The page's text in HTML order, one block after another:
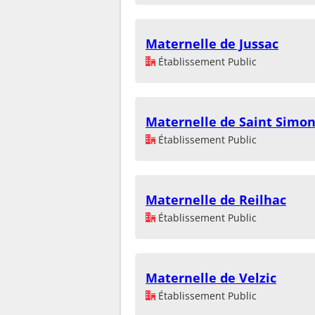
Maternelle de Jussac
Établissement Public
Maternelle de Saint Simon
Établissement Public
Maternelle de Reilhac
Établissement Public
Maternelle de Velzic
Établissement Public